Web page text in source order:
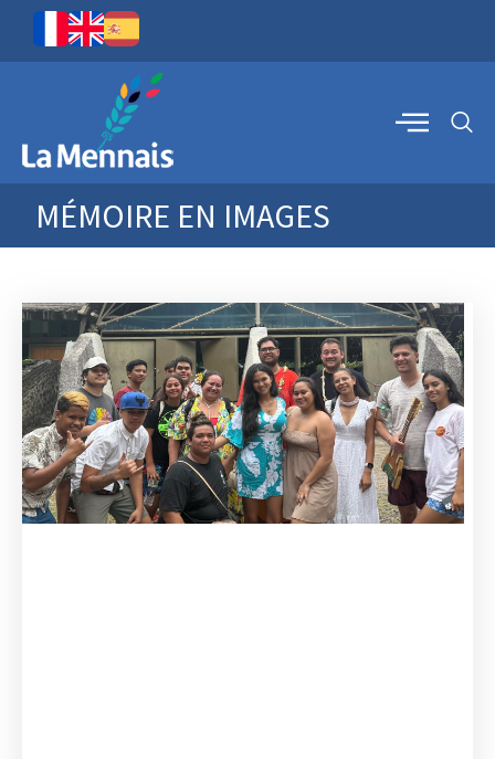
MÉMOIRE EN IMAGES